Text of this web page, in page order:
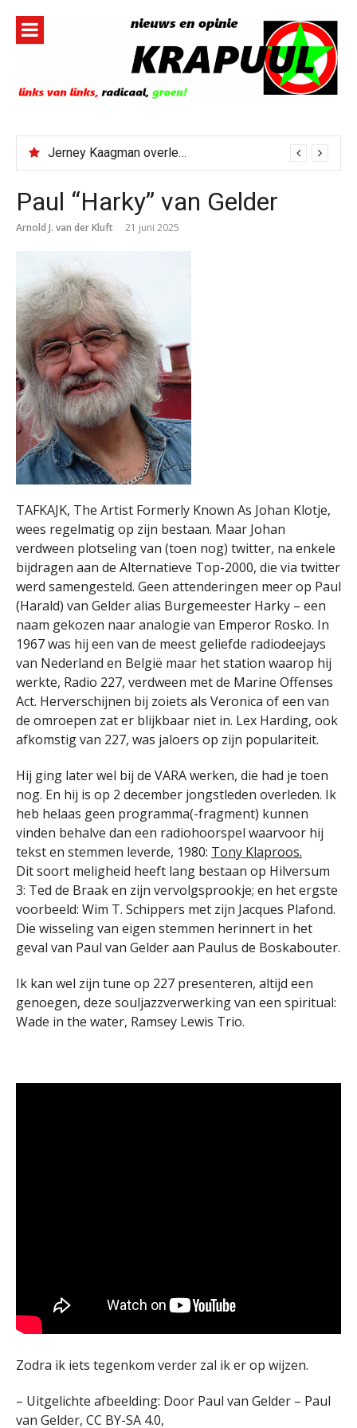
inhoud
Jerney Kaagman overleden
Paul “Harky” van Gelder
Arnold J. van der Kluft 21 juni 2025
TAFKAJK, The Artist Formerly Known As Johan Klotje,
wees regelmatig op zijn bestaan. Maar Johan
verdween plotseling van (toen nog) twitter, na enkele
bijdragen aan de Alternatieve Top-2000, die via twitter
werd samengesteld. Geen attenderingen meer op Paul
(Harald) van Gelder alias Burgemeester Harky – een
naam gekozen naar analogie van Emperor Rosko. In
1967 was hij een van de meest geliefde radiodeejays
van Nederland en België maar het station waarop hij
werkte, Radio 227, verdween met de Marine Offenses
Act. Herverschijnen bij zoiets als Veronica of een van
de omroepen zat er blijkbaar niet in. Lex Harding, ook
afkomstig van 227, was jaloers op zijn populariteit.
Hij ging later wel bij de VARA werken, die had je toen
nog. En hij is op 2 december jongstleden overleden. Ik
heb helaas geen programma(-fragment) kunnen
vinden behalve dan een radiohoorspel waarvoor hij
tekst en stemmen leverde, 1980: Tony Klaproos.
Dit soort meligheid heeft lang bestaan op Hilversum
3: Ted de Braak en zijn vervolgsprookje; en het ergste
voorbeeld: Wim T. Schippers met zijn Jacques Plafond.
Die wisseling van eigen stemmen herinnert in het
geval van Paul van Gelder aan Paulus de Boskabouter.
Ik kan wel zijn tune op 227 presenteren, altijd een
genoegen, deze souljazzverwerking van een spiritual:
Wade in the water, Ramsey Lewis Trio.
Zodra ik iets tegenkom verder zal ik er op wijzen.
– Uitgelichte afbeelding: Door Paul van Gelder – Paul
van Gelder, CC BY-SA 4.0,